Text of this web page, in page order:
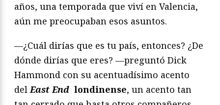
años, una temporada que viví en Valencia,
aún me preocupaban esos asuntos.
—¿Cuál dirías que es tu país, entonces? ¿De
dónde dirías que eres? —preguntó Dick
Hammond con su acentuadísimo acento
delEast End londinense, un acento tan